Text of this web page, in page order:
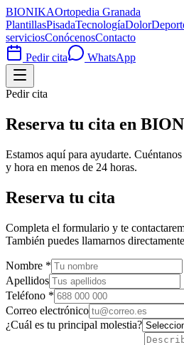
BIONIKAOrtopedia Granada
PlantillasPisadaTecnologíaDolor
serviciosConócenosContacto
Pedir cita
WhatsApp
Pedir cita
Reserva tu cita en
Estamos aquí para ayudarte.
y hora en menos de 24 horas.
Reserva tu cita
Completa el formulario y te
También puedes llamarnos
Nombre *
Apellidos
Teléfono *
Correo electrónico
¿Cuál es tu principal molestia?